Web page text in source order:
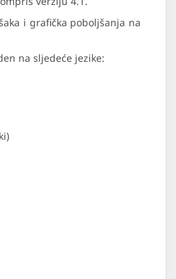
i grafička poboljšanja na
na sljedeće jezike: